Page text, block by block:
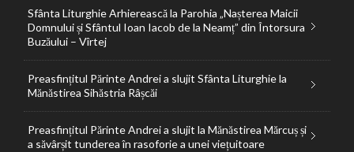
Sfânta Liturghie Arhierească la Parohia „Nașterea Maicii
Domnului și Sfântul Ioan Iacob de la Neamț” din Întorsura
Buzăului – Vîrtej
Preasfințitul Părinte Andrei a slujit Sfânta Liturghie la
Mănăstirea Sihăstria Râșcăi
Preasfințitul Părinte Andrei a slujit la Mănăstirea Mărcuș și
a săvârșit tunderea în rasoforie a unei viețuitoare